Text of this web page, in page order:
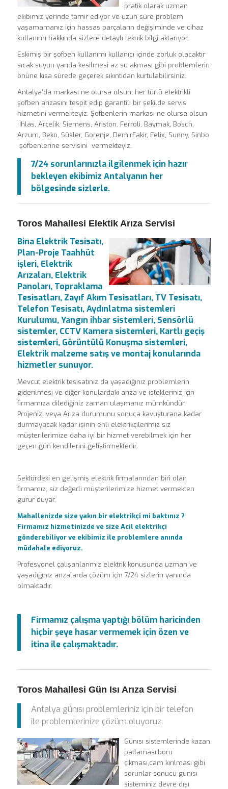
pratik olarak uzman
ekibimiz yerinde tamir ediyor ve uzun süre problem
yaşamamanız için hassas parçaların değişiminde ve cihaz
kullanımı hakkında sizlere detaylı teknik bilgi aktarıyor.
Eskimiş bir şofben kullanımı kullanıcı içinde zorluk olacaktır
sıcak suyun yarıda kesilmesi az su akması gibi problemlerin
önüne kısa sürede geçerek sıkıntıdan kurtulabilirsiniz.
Antalya’da markası ne olursa olsun, her türlü elektrikli
şofben arızasını tespit edip garantili bir şekilde servis
hizmetini vermekteyiz. Şofbenlerin markası ne olursa olsun
İhlas, Arçelik, Siemens, Ariston, Ferroli, Baymak, Bosch,
Arzum, Beko, Süsler, Gorenje, DemirFakir, Felix, Sunny, Sinbo
şofbenlerine servisini vermekteyiz.
7/24 sorunlarınızla ilgilenmek için hazır
bekleyen ekibimiz Antalyanın her
bölgesinde sizlerle.
Toros Mahallesi Elektik Arıza Servisi
Bina Elektrik Tesisatı,
Plan-Proje Taahhüt
işleri, Elektrik
Arızaları, Elektrik
Panoları, Topraklama
Tesisatları, Zayıf Akım Tesisatları, TV Tesisatı,
Telefon Tesisatı, Aydınlatma sistemleri
Kurulumu, Yangın ihbar sistemleri, Sensörlü
sistemler, CCTV Kamera sistemleri, Kartlı geçiş
sistemleri, Görüntülü Konuşma sistemleri,
Elektrik malzeme satış ve montaj konularında
hizmetler sunuyor.
Mevcut elektrik tesisatınız da yaşadığınız problemlerin
giderilmesi ve diğer konulardaki arıza ve istekleriniz için
firmamıza dilediğiniz zaman ulaşmanız mümkündür.
Projenizi veya Arıza durumunu sonuca kavuşturana kadar
durmayacak kadar işinin ehli elektrikçilerimiz siz
müşterilerimize daha iyi bir hizmet verebilmek için her
geçen gün kendilerini geliştirmektedir.
Sektördeki en gelişmiş elektrik firmalarından biri olan
firmamız, siz değerli müşterilerimize hizmet vermekten
gurur duyar.
Mahallenizde size yakın bir elektrikçi mi baktınız ?
Firmamız hizmetinizde ve size Acil elektrikçi
gönderebiliyor ve ekibimiz ile problemlere anında
müdahale ediyoruz.
Profesyonel çalışanlarımız elektrik konusunda uzman ve
yaşadığınız arızalarda çözüm için 7/24 sizlerin yanında
olmaktadır.
Firmamız çalışma yaptığı bölüm haricinden
hiçbir şeye hasar vermemek için özen ve
itina ile çalışmaktadır.
Toros Mahallesi Gün Isı Arıza Servisi
Antalya günısı problemleriniz için bir telefon
ile problemlerinize çözüm oluyoruz.
Günısı sistemlerinde kazan
patlaması,boru
çıkması,cam kırılması gibi
sorunlar sonucu günısı
sisteminiz devre dışı